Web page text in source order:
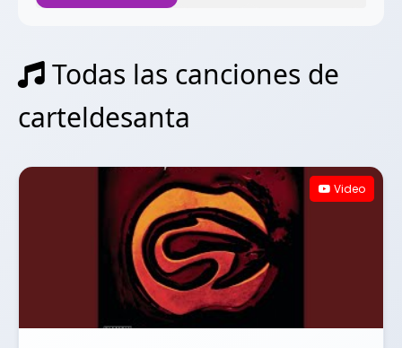
Todas las canciones de
carteldesanta
Video